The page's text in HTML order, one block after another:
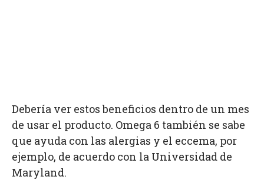
Debería ver estos beneficios dentro de un mes
de usar el producto. Omega 6 también se sabe
que ayuda con las alergias y el eccema, por
ejemplo, de acuerdo con la Universidad de
Maryland.